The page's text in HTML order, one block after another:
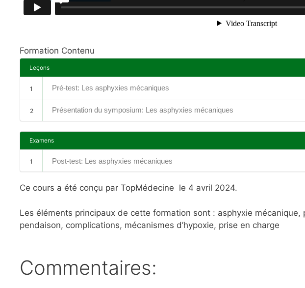
Formation Contenu
Leçons
1 Pré-test: Les asphyxies mécaniques
2 Présentation du symposium: Les asphyxies mécaniques
Examens
1 Post-test: Les asphyxies mécaniques
Ce cours a été conçu par TopMédecine le 4 avril 2024.
Les éléments principaux de cette formation sont : asphyxie
pendaison, complications, mécanismes d’hypoxie, prise en charge
Commentaires: